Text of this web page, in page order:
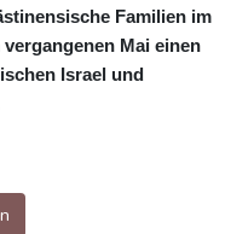
Familien im
Mai einen
Israel und